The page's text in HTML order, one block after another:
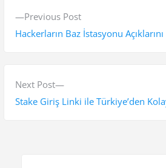
Previous PostP
r
o
Hackerların Baz İstasyonu
Next Post
N
e
Stake Giriş Linki ile Türkiye’den